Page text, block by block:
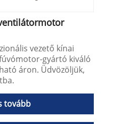
vezető kínai
gyártó kiváló
áron. Üdvözöljük,
tovább